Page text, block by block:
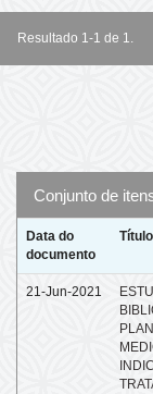
Resultado 1-1 de 1.
Conjunto de
Data do
documento
Título
21-Jun-2021